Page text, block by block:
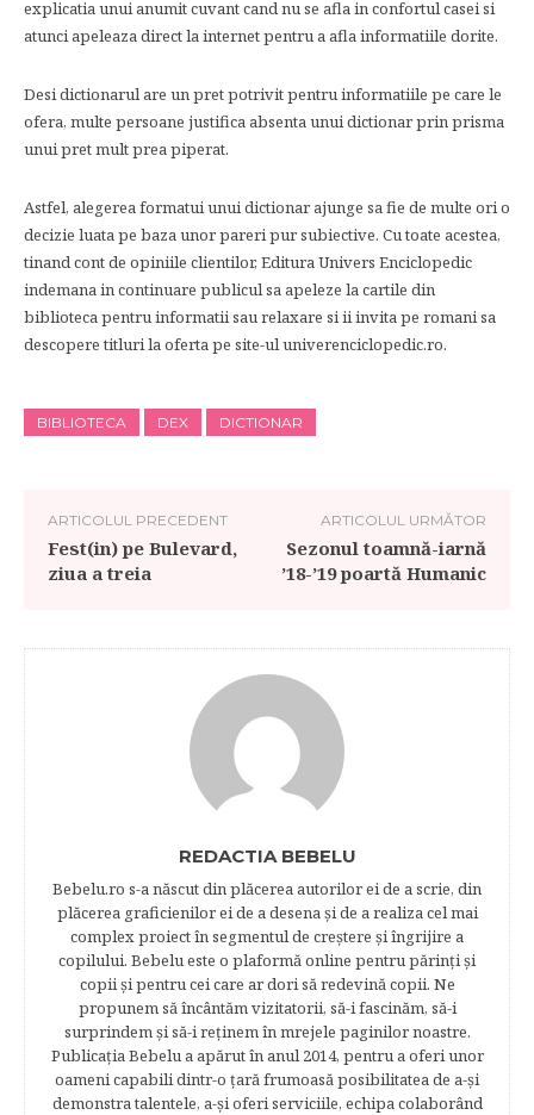
explicatia unui anumit cuvant cand nu se afla in confortul casei si
atunci apeleaza direct la internet pentru a afla informatiile dorite.
Desi dictionarul are un pret potrivit pentru informatiile pe care le
ofera, multe persoane justifica absenta unui dictionar prin prisma
unui pret mult prea piperat.
Astfel, alegerea formatui unui dictionar ajunge sa fie de multe ori o
decizie luata pe baza unor pareri pur subiective. Cu toate acestea,
tinand cont de opiniile clientilor, Editura Univers Enciclopedic
indemana in continuare publicul sa apeleze la cartile din
biblioteca pentru informatii sau relaxare si ii invita pe romani sa
descopere titluri la oferta pe site-ul univerenciclopedic.ro.
BIBLIOTECA DEX DICTIONAR
ARTICOLUL PRECEDENT
Fest(in) pe Bulevard,
ziua a treia
ARTICOLUL URMĂTOR
Sezonul toamnă-iarnă
’18-’19 poartă Humanic
REDACTIA BEBELU
Bebelu.ro s-a născut din plăcerea autorilor ei de a scrie, din
plăcerea graficienilor ei de a desena şi de a realiza cel mai
complex proiect în segmentul de creştere şi îngrijire a
copilului. Bebelu este o plaformă online pentru părinţi şi
copii şi pentru cei care ar dori să redevină copii. Ne
propunem să încântăm vizitatorii, să-i fascinăm, să-i
surprindem şi să-i reţinem în mrejele paginilor noastre.​
Publicația Bebelu a apărut în anul 2014, pentru a oferi unor
oameni capabili dintr-o ţară frumoasă posibilitatea de a-şi
demonstra talentele, a-şi oferi serviciile, echipa colaborând